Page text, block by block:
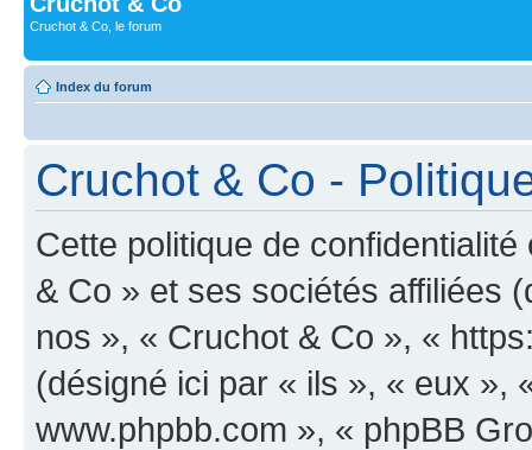
Cruchot & Co, le forum
Index du forum
Cruchot & Co -
Cette politique de
& Co » et ses sociétés affiliées
nos », « Cruchot & Co », «
(désigné ici par « ils », « eux »,
www.phpbb.com », « phpBB